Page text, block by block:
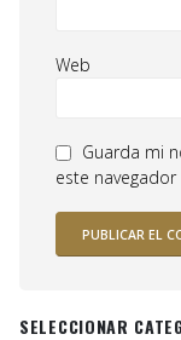
Web
Guarda mi
este
SELECCIONAR